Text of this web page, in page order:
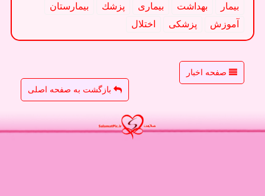
بیمار بهداشت بیماری پزشك
بیمارستان
آموزش
پزشكی اختلال
صفحه اخبار
بازگشت به صفحه اصلی